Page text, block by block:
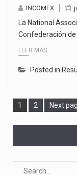
INCOMEX
La National
Confederación
LEER MÁS
Posted in
Page
1 Page
2 Next